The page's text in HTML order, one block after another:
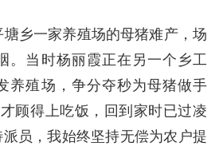
乡一家养殖场的母猪难产，场
。当时杨丽霞正在另一个乡工
养殖场，争分夺秒为母猪做手
顾得上吃饭，回到家时已过凌
派员，我始终坚持无偿为农户提